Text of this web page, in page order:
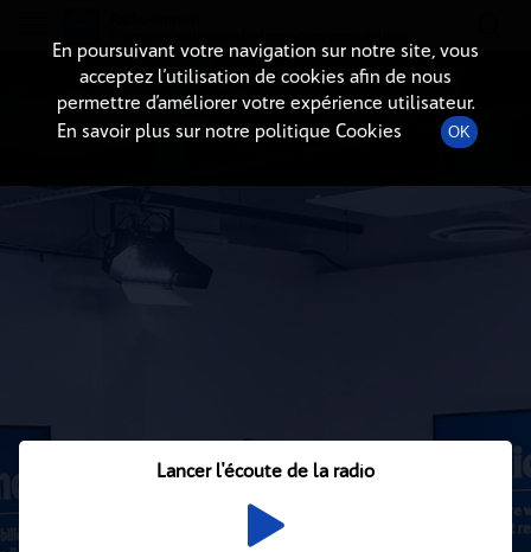
En poursuivant votre navigation sur notre site, vous
acceptez l’utilisation de cookies afin de nous
permettre d’améliorer votre expérience utilisateur.
En savoir plus sur notre politique Cookies
OK
Lancer l'écoute de la radio